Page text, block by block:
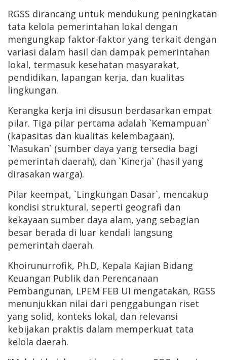
RGSS dirancang untuk mendukung peningkatan
tata kelola pemerintahan lokal dengan
mengungkap faktor-faktor yang terkait dengan
variasi dalam hasil dan dampak pemerintahan
lokal, termasuk kesehatan masyarakat,
pendidikan, lapangan kerja, dan kualitas
lingkungan.
Kerangka kerja ini disusun berdasarkan empat
pilar. Tiga pilar pertama adalah `Kemampuan`
(kapasitas dan kualitas kelembagaan),
`Masukan` (sumber daya yang tersedia bagi
pemerintah daerah), dan `Kinerja` (hasil yang
dirasakan warga).
Pilar keempat, `Lingkungan Dasar`, mencakup
kondisi struktural, seperti geografi dan
kekayaan sumber daya alam, yang sebagian
besar berada di luar kendali langsung
pemerintah daerah.
Khoirunurrofik, Ph.D, Kepala Kajian Bidang
Keuangan Publik dan Perencanaan
Pembangunan, LPEM FEB UI mengatakan, RGSS
menunjukkan nilai dari penggabungan riset
yang solid, konteks lokal, dan relevansi
kebijakan praktis dalam memperkuat tata
kelola daerah.